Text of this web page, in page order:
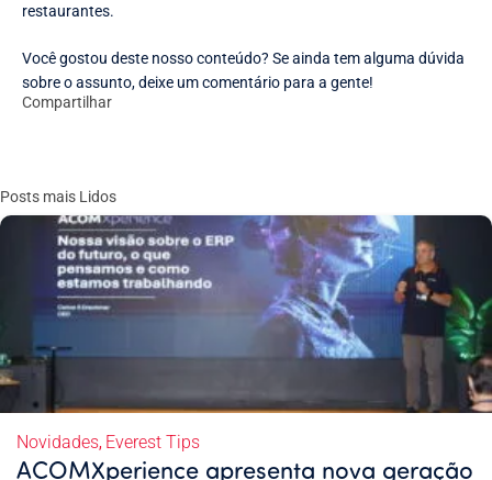
restaurantes.
Você gostou deste nosso conteúdo? Se ainda tem alguma dúvida
sobre o assunto, deixe um comentário para a gente!
Compartilhar
Posts mais Lidos
Novidades, Everest Tips
ACOMXperience apresenta nova geração